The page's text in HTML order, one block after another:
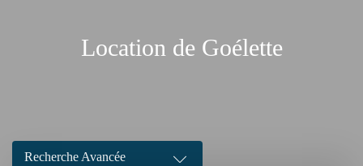
Location de Goélette
Recherche Avancée